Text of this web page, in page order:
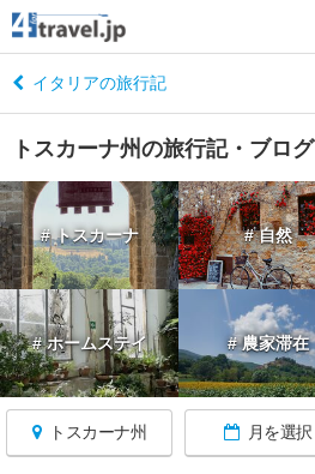
イタリアの旅行記
トスカーナ州の旅行記・ブログ
# トスカーナ # 自然
# ホームステイ # 農家滞在
トスカーナ州 月を選択
イ
タ
リ
ア
へ
戻
る